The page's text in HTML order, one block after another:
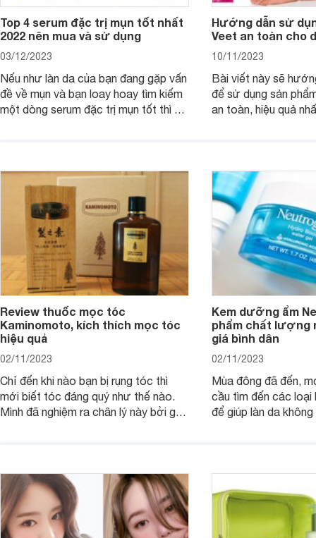
Top 4 serum đặc trị mụn tốt nhất
2022 nên mua và sử dụng
03/12/2023
Nếu như làn da của bạn đang gặp vấn
đề về mụn và bạn loay hoay tìm kiếm
một dòng serum đặc trị mụn tốt thì bài
Hướng dẫn sử
Veet an toàn cho
10/11/2023
Bài viết này sẽ
để sử dụng sản
an toàn, hiệu quả
Review thuốc mọc tóc
Kaminomoto, kích thích mọc tóc
hiệu quả
02/11/2023
Chỉ đến khi nào bạn bị rụng tóc thì
mới biết tóc đáng quý như thế nào.
Mình đã nghiệm ra chân lý này bởi gần
gội, xả, trang bị cả dưỡng tóc nữa rồi
mà vẫn chưa cải thiện được nhiều.
Kem dưỡng ẩm
phẩm chất lượng
giá bình dân
02/11/2023
Mùa đông đã đến,
cầu tìm đến các
để giúp làn da
trước đến hiện nay.